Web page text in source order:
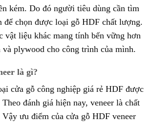
kém. Do đó người tiêu dùng cần tìm
để chọn được loại gỗ HDF chất lượng.
vật liệu khác mang tính bến vững hơn
plywood cho công trình của mình.
là gì?
cửa gỗ công nghiệp giá rẻ HDF được
Theo đánh giá hiện nay, veneer là chất
ưu điểm của cửa gỗ HDF veneer